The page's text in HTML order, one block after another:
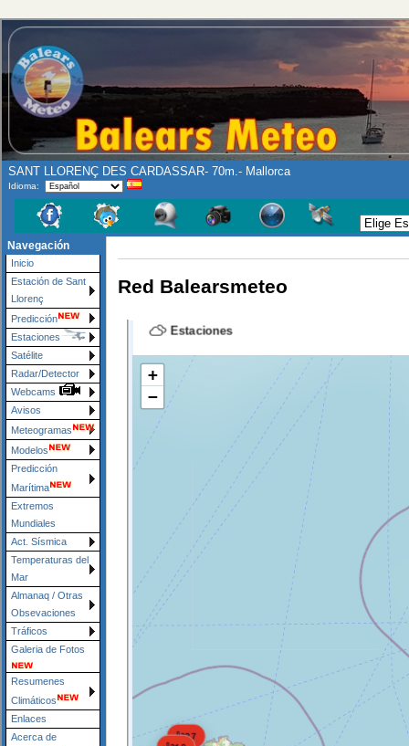
SANT LLORENÇ DES CARDASSAR- 70m.- Mallorca
Idioma:
Se ruega a
Navegación
Inicio
Estación de Sant
Llorenç
Predicción
Estaciones
Satélite
Radar/Detector
Webcams
Avisos
Meteogramas
Modelos
Predicción
Marítima
Extremos
Mundiales
Act. Sísmica
Temperaturas del
Mar
Almanaq / Otras
Obsevaciones
Tráficos
Galeria de Fotos
Resumenes
Climáticos
Enlaces
Acerca de
Red Balearsmeteo